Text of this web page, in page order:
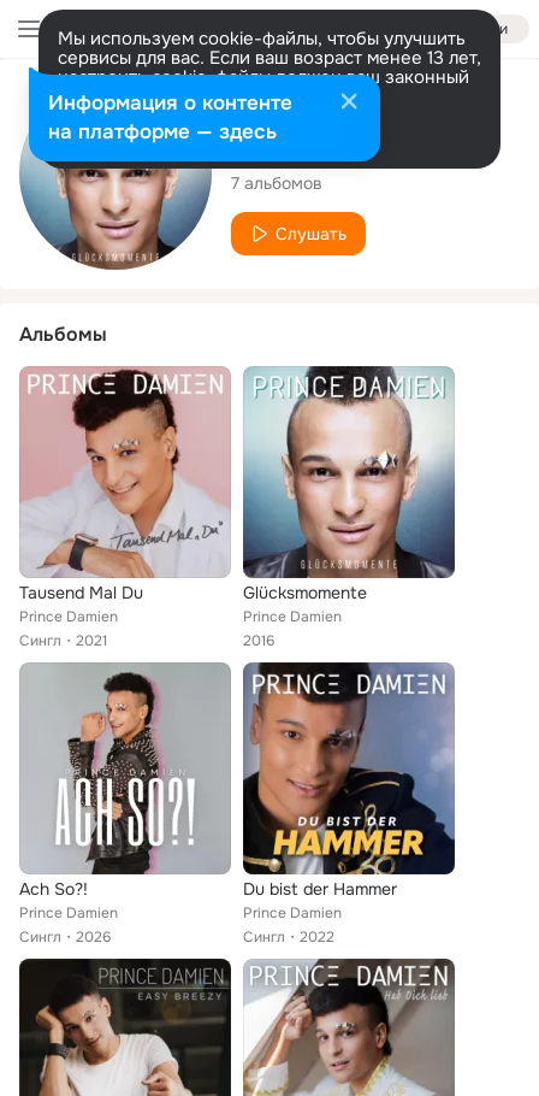
Войти
Мы используем cookie-файлы, чтобы улучшить
сервисы для вас. Если ваш возраст менее 13 лет,
настроить cookie-файлы должен ваш законный
представитель. Больше информации
Разрешить все Настроить
Исполнитель
Prince Damien
7 альбомов
Слушать
Альбомы
Tausend Mal Du
Prince Damien
Сингл
2021
Glücksmomente
Prince Damien
2016
Ach So?!
Prince Damien
Сингл
2026
Du bist der Hammer
Prince Damien
Сингл
2022
Информация о контенте
на платформе — здесь